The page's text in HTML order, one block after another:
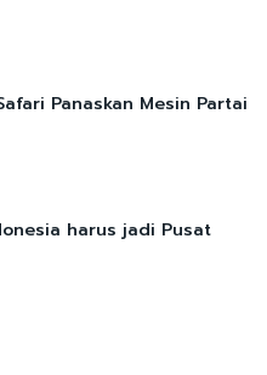
Panaskan Mesin Partai
harus jadi Pusat